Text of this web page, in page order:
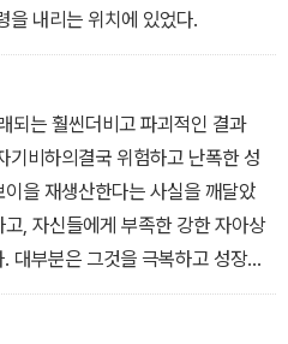
을 내리는 위치에 있었다.
되는 훨씬더비고 파괴적인 결과
기비하의결국 위험하고 난폭한 성
을 재생산한다는 사실을 깨달았
, 자신들에게 부족한 강한 자아상
대부분은 그것을 극복하고 성장하
거나 인정할 목소리도 없이 붕괴하
아를 일으켜세울 ‘두 다리‘를 가지